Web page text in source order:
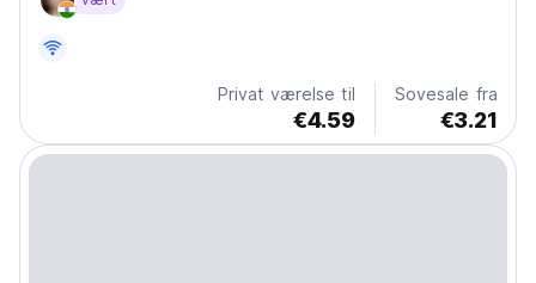
Privat værelse til
€4.59
Sovesale fra
€3.21